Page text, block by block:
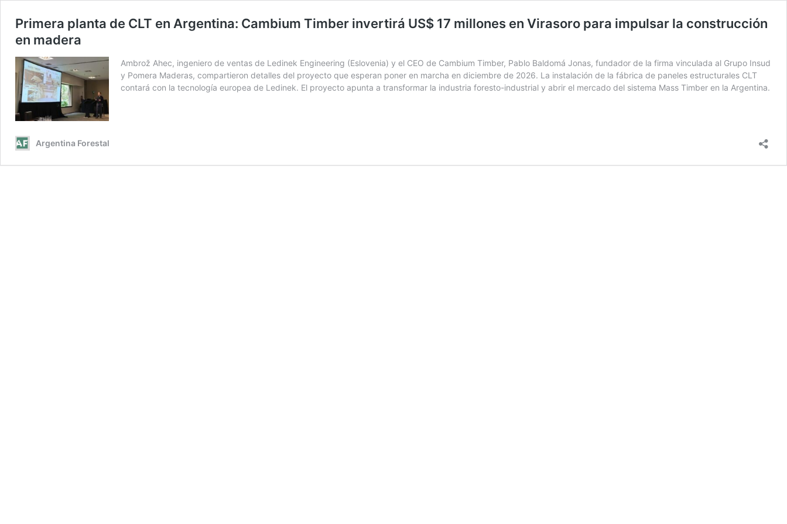
Primera planta de CLT en Argentina: Cambium Timber invertirá US$ 17 millones en Virasoro para impulsar la construcción
en madera
Ambrož Ahec, ingeniero de ventas de Ledinek Engineering (Eslovenia) y el CEO de Cambium Timber, Pablo Baldomá Jonas, fundador de la firma vinculada al Grupo Insud
y Pomera Maderas, compartieron detalles del proyecto que esperan poner en marcha en diciembre de 2026. La instalación de la fábrica de paneles estructurales CLT
contará con la tecnología europea de Ledinek. El proyecto apunta a transformar la industria foresto-industrial y abrir el mercado del sistema Mass Timber en la Argentina.
Argentina Forestal